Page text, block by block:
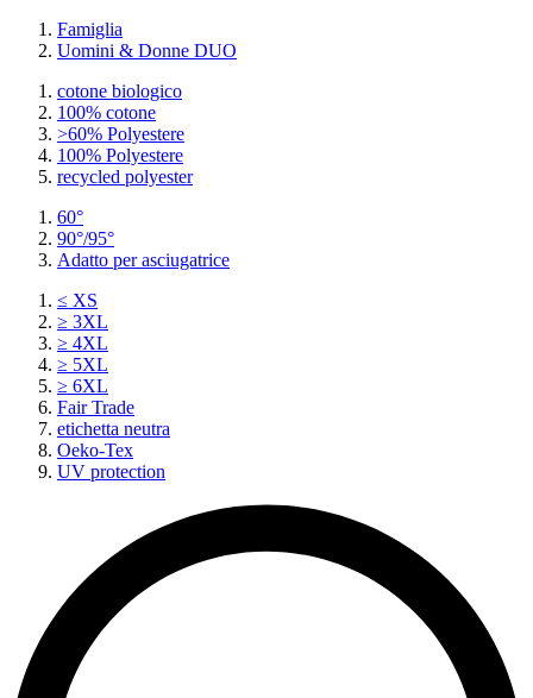
Famiglia
Uomini & Donne DUO
cotone biologico
100% cotone
>60% Polyestere
100% Polyestere
recycled polyester
60°
90°/95°
Adatto per asciugatrice
≤ XS
≥ 3XL
≥ 4XL
≥ 5XL
≥ 6XL
Fair Trade
etichetta neutra
Oeko-Tex
UV protection